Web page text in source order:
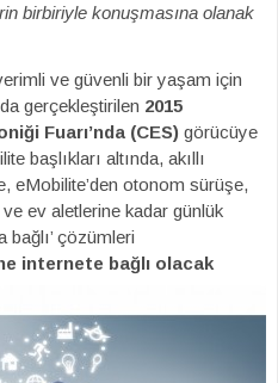
birbiriyle konuşmasına olanak
ve güvenli bir yaşam için
gerçekleştirilen 2015
Fuarı’nda (CES) görücüye
başlıkları altında, akıllı
eMobilite’den otonom sürüşe,
ev aletlerine kadar günlük
bağlı’ çözümleri
internete bağlı olacak